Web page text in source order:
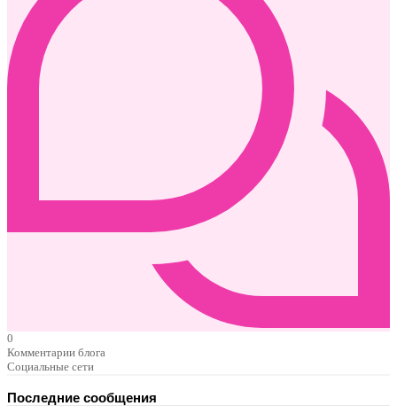
0
Комментарии блога
Социальные сети
Последние сообщения